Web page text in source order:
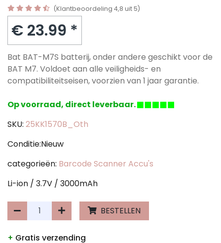
(Klantbeoordeling 4,8 uit 5)
€ 23.99 *
Bat BAT-M7S batterij, onder andere geschikt voor de
BAT M7. Voldoet aan alle veiligheids- en
compatibiliteitseisen, voorzien van 1 jaar garantie.
Op voorraad, direct leverbaar.
SKU: 25KK1570B_Oth
Conditie:Nieuw
categorieën: Barcode Scanner Accu's
Li-ion / 3.7V / 3000mAh
BESTELLEN
+ Gratis verzending